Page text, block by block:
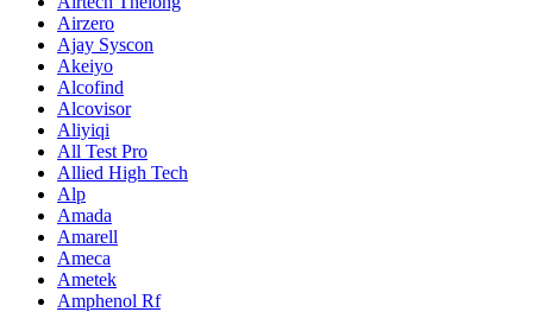
Airzero
Ajay Syscon
Akeiyo
Alcofind
Alcovisor
Aliyiqi
All Test Pro
Allied High Tech
Alp
Amada
Amarell
Ameca
Ametek
Amphenol Rf